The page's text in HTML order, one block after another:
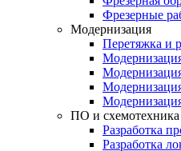
Фрезерные
Модернизация
Перетяжка и
ПО и схемотехника
Разработка
Разработка